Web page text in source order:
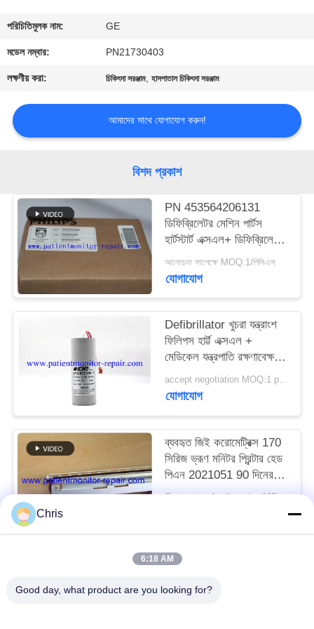
গুণমান
নিয়ন্ত্রণ
আমাদের
সাথে
একটি
উদ্ধৃতি
অনুরোধ
করুন
NEWS
PRIVACY
POLICY
পরিচিতিমুলক নাম: GE
মডেল নম্বার: PN21730403
লক্ষণীয় করা: চিকিৎসা সরঞ্জাম,হাসপাতাল চিকিৎসা সরঞ্জাম
আমাদের সাথে যোগাযোগ করুন!
বিশদ প্রকাশ
PN 453564206131
ডিফিব্রিলেটর মেশিন পার্টস
হার্টস্টার্ট এক্সএল+ ডিফিব্রিলেটর
আলোচনা সাপেক্ষে MOQ:1/পিসিএস
যোগাযোগ
Defibrillator খুচরা যন্ত্রাংশ
ফিলিপস হার্ট্ট এক্সএল +
মেডিকেল যন্ত্রপাতি রক্ষণাবেক্ষণের
জন্য Defibrillator ক্যাপাসিটিaccept negotiation MOQ:1 pcs
যোগাযোগ
ব্যবহৃত জিই করোমেট্রিক্স 170
সিরিজ ভ্রূণ মনিটর প্রিন্টার হেড
পিএন 2021051 90 দিনের
ওয়ারেন্টি সহ
Contact us for the price MOQ:1
Chris
6:18 AM
Good day, what product are you looking for?